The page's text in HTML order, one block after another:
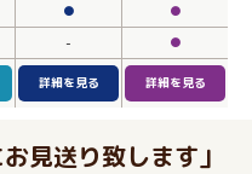
●
●
- ●
詳細を見る 詳細を見る
見送り致します」